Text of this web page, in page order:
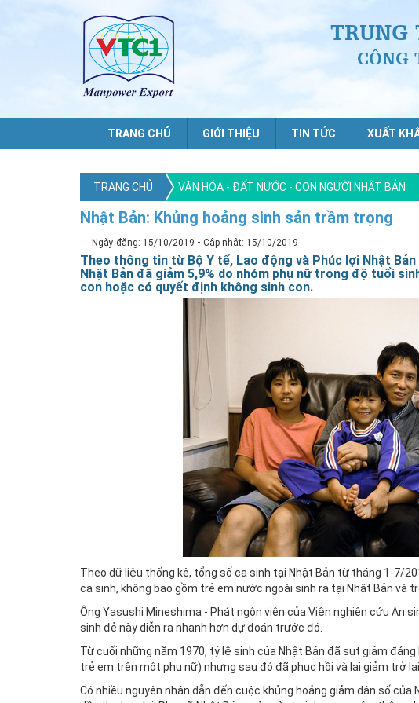
CÔNG
TRANG CHỦ GIỚI THIỆU TIN TỨC XUẤT
TRANG CHỦ VĂN HÓA - ĐẤT NƯỚC - CON NGƯỜI NHẬT BẢN
Nhật Bản: Khủng hoảng sinh sản trầm trọng
Ngày đăng: 15/10/2019 - Cập nhật: 15/10/2019
Theo thông tin từ Bộ Y tế, Lao động và Phúc lợi Nhật
Nhật Bản đã giảm 5,9% do nhóm phụ nữ trong độ tuổi
con hoặc có quyết định không sinh con.
Theo dữ liệu thống kê, tổng số ca sinh tại Nhật Bản từ tháng 1-7/
ca sinh, không bao gồm trẻ em nước ngoài sinh ra tại Nhật Bản và
Ông Yasushi Mineshima - Phát ngôn viên của Viện nghiên cứu An
sinh đẻ này diễn ra nhanh hơn dự đoán trước đó.
Từ cuối những năm 1970, tỷ lệ sinh của Nhật Bản đã sụt giảm
trẻ em trên một phụ nữ) nhưng sau đó đã phục hồi và lại giảm trở
Có nhiều nguyên nhân dẫn đến cuộc khủng hoảng giảm dân số